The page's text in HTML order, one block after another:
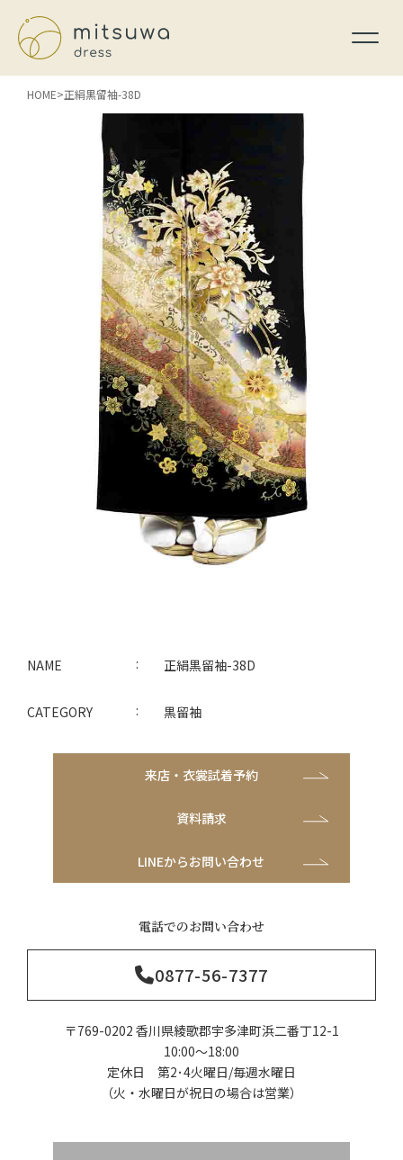
HOME 正絹黒留袖-38D
NAME 正絹黒留袖-38D
CATEGORY 黒留袖
来店・衣裳試着予約
資料請求
LINEからお問い合わせ
電話でのお問い合わせ
0877-56-7377
〒769-0202 香川県綾歌郡宇多津町浜二番丁12-1
10:00～18:00
定休日 第2･4火曜日/毎週水曜日
（火・水曜日が祝日の場合は営業）